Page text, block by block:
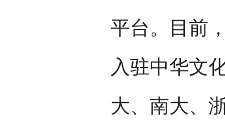
平台。目前
入驻中华文
大、南大、